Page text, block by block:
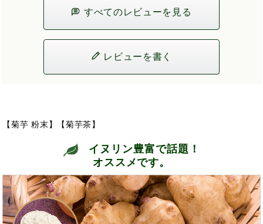
すべてのレビューを見る
レビューを書く
【菊芋 粉末】【菊芋茶】
イヌリン豊富で話題！
オススメです。